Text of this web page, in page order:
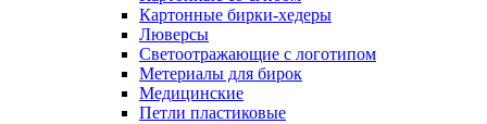
Картонные бирки-хедеры
Люверсы
Светоотражающие с логотипом
Метериалы для бирок
Медицинские
Петли пластиковые